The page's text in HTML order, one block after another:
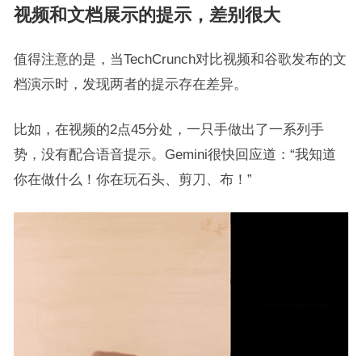
视频和文档展示的提示，差别很大
值得注意的是，当TechCrunch对比视频和谷歌发布的文
档演示时，发现两者的提示存在差异。
比如，在视频的2点45分处，一只手做出了一系列手
势，没有配合语音提示。Gemini很快回应道：“我知道
你在做什么！你在玩石头、剪刀、布！”